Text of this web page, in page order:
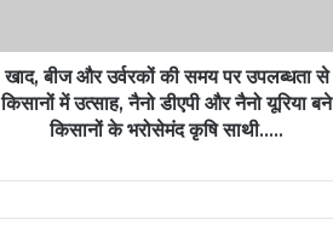
खाद, बीज और उर्वरकों की समय पर उपलब्धता से
किसानों में उत्साह, नैनो डीएपी और नैनो यूरिया बने
किसानों के भरोसेमंद कृषि साथी…..